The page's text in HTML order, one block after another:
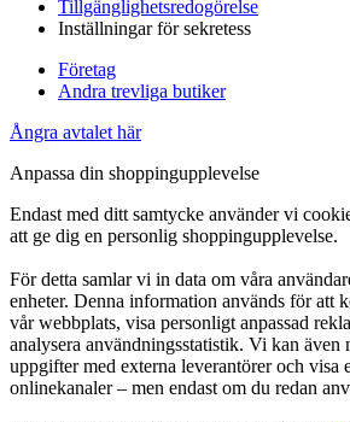
Tillgänglighetsredogörelse
Inställningar för sekretess
Företag
Andra trevliga butiker
Ångra avtalet här
Anpassa din shoppingupplevelse
Endast med ditt samtycke använder vi
att ge dig en personlig shoppingupplevelse.
För detta samlar vi in data om våra
enheter. Denna information används för att
vår webbplats, visa personligt anpassad
analysera användningsstatistik. Vi kan även
uppgifter med externa leverantörer och visa
onlinekanaler – men endast om du redan